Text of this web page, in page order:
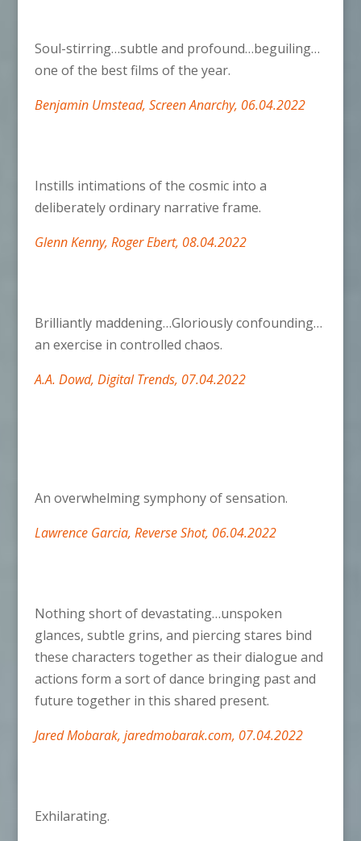
Soul-stirring…subtle and profound…beguiling…
one of the best films of the year.
Benjamin Umstead, Screen Anarchy, 06.04.2022
Instills intimations of the cosmic into a
deliberately ordinary narrative frame.
Glenn Kenny, Roger Ebert, 08.04.2022
Brilliantly maddening…Gloriously confounding…
an exercise in controlled chaos.
A.A. Dowd, Digital Trends, 07.04.2022
An overwhelming symphony of sensation.
Lawrence Garcia, Reverse Shot, 06.04.2022
Nothing short of devastating…unspoken
glances, subtle grins, and piercing stares bind
these characters together as their dialogue and
actions form a sort of dance bringing past and
future together in this shared present.
Jared Mobarak, jaredmobarak.com, 07.04.2022
Exhilarating.